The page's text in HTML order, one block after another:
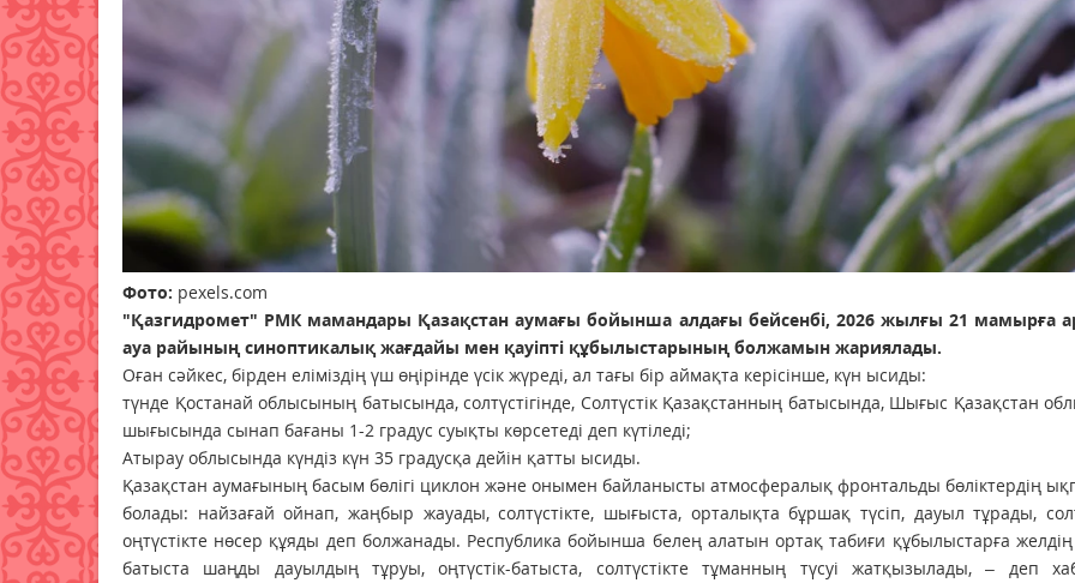
Фото: pexels.com
"Қазгидромет" РМК мамандары Қазақстан аумағы бойынша алдағы бейсенбі, 2026 жылғы 21 мамырға
ауа райының синоптикалық жағдайы мен қауіпті құбылыстарының болжамын жариялады.
Оған сәйкес, бірден еліміздің үш өңірінде үсік жүреді, ал тағы бір аймақта керісінше, күн ысиды:
түнде Қостанай облысының батысында, солтүстігінде, Солтүстік Қазақстанның батысында, Шығыс Қазақстан
шығысында сынап бағаны 1-2 градус суықты көрсетеді деп күтіледі;
Атырау облысында күндіз күн 35 градусқа дейін қатты ысиды.
Қазақстан аумағының басым бөлігі циклон және онымен байланысты атмосфералық фронтальды бөліктердің
болады: найзағай ойнап, жаңбыр жауады, солтүстікте, шығыста, орталықта бұршақ түсіп, дауыл тұрады,
оңтүстікте нөсер құяды деп болжанады. Республика бойынша белең алатын ортақ табиғи құбылыстарға
батыста шаңды дауылдың тұруы, оңтүстік-батыста, солтүстікте тұманның түсуі жатқызылады, – деп